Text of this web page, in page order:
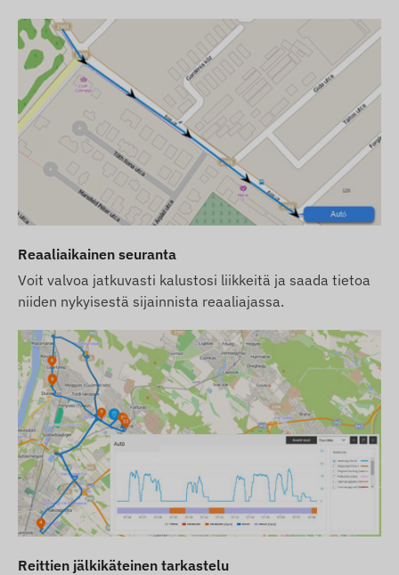
laitteeseen liittyvistä tuotteista.
Pyrimme varmistamaan verkkosivustolla
esitettyjen tietojen ja kuvien jatkuvan päivityksen
ja tarkkuuden. Huomioithan kuitenkin, että
valmistaja pidättää oikeuden muuttaa tuotetietoja
tai pakkausta ilman ennakkoilmoitusta. Tästä
syystä tuotteiden todellinen ulkonäkö voi poiketa
hieman kuvissa esitetystä. Pidätämme oikeuden
valmistajan tekemiin muutoksiin mahdollisten
Reaaliaikainen seuranta
Voit valvoa jatkuvasti kalustosi liikkeitä ja saada tietoa
niiden nykyisestä sijainnista reaaliajassa.
Reittien jälkikäteinen tarkastelu